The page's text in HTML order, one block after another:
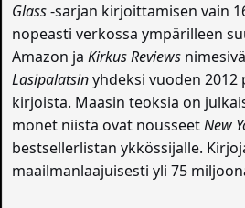
Glass-sarjan kirjoittamisen vain
nopeasti verkossa ympärilleen
Amazon jaKirkus Reviews
Lasipalatsinyhdeksi vuoden
kirjoista. Maasin teoksia on
monet niistä ovat nousseetNew
bestsellerlistan ykkössijalle.
maailmanlaajuisesti yli 75